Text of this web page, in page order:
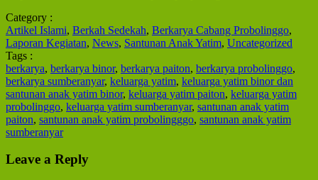
Category :
Artikel Islami, Berkah Sedekah, Berkarya Cabang Probolinggo,
Laporan Kegiatan, News, Santunan Anak Yatim, Uncategorized
Tags :
berkarya, berkarya binor, berkarya paiton, berkarya probolinggo,
berkarya sumberanyar, keluarga yatim, keluarga yatim binor dan
santunan anak yatim binor, keluarga yatim paiton, keluarga yatim
probolinggo, keluarga yatim sumberanyar, santunan anak yatim
paiton, santunan anak yatim probolingggo, santunan anak yatim
sumberanyar
Leave a Reply